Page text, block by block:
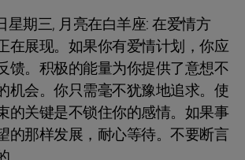
星期三, 月亮在白羊座: 在爱情方
在展现。如果你有爱情计划，你应
馈。积极的能量为你提供了意想不
机会。你只需毫不犹豫地追求。使
的关键是不锁住你的感情。如果事
的那样发展，耐心等待。不要断言